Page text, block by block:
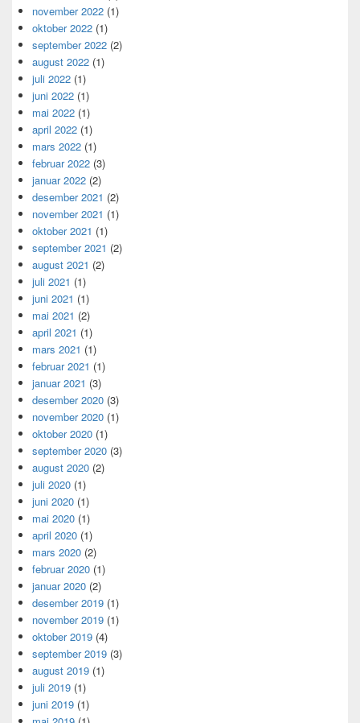
november 2022 (1)
oktober 2022 (1)
september 2022 (2)
august 2022 (1)
juli 2022 (1)
juni 2022 (1)
mai 2022 (1)
april 2022 (1)
mars 2022 (1)
februar 2022 (3)
januar 2022 (2)
desember 2021 (2)
november 2021 (1)
oktober 2021 (1)
september 2021 (2)
august 2021 (2)
juli 2021 (1)
juni 2021 (1)
mai 2021 (2)
april 2021 (1)
mars 2021 (1)
februar 2021 (1)
januar 2021 (3)
desember 2020 (3)
november 2020 (1)
oktober 2020 (1)
september 2020 (3)
august 2020 (2)
juli 2020 (1)
juni 2020 (1)
mai 2020 (1)
april 2020 (1)
mars 2020 (2)
februar 2020 (1)
januar 2020 (2)
desember 2019 (1)
november 2019 (1)
oktober 2019 (4)
september 2019 (3)
august 2019 (1)
juli 2019 (1)
juni 2019 (1)